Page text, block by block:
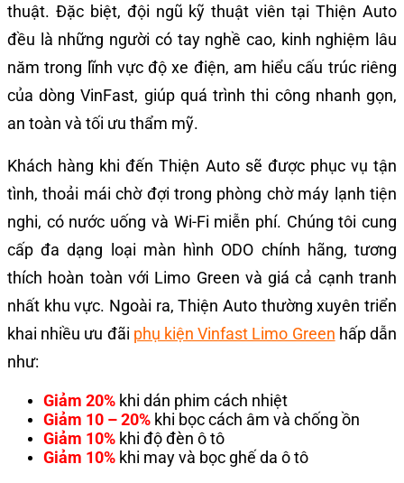
thuật. Đặc biệt, đội ngũ kỹ thuật viên tại Thiện Auto
đều là những người có tay nghề cao, kinh nghiệm lâu
năm trong lĩnh vực độ xe điện, am hiểu cấu trúc riêng
của dòng VinFast, giúp quá trình thi công nhanh gọn,
an toàn và tối ưu thẩm mỹ.
Khách hàng khi đến Thiện Auto sẽ được phục vụ tận
tình, thoải mái chờ đợi trong phòng chờ máy lạnh tiện
nghi, có nước uống và Wi-Fi miễn phí. Chúng tôi cung
cấp đa dạng loại màn hình ODO chính hãng, tương
thích hoàn toàn với Limo Green và giá cả cạnh tranh
nhất khu vực. Ngoài ra, Thiện Auto thường xuyên triển
khai nhiều ưu đãi phụ kiện Vinfast Limo Green hấp dẫn
như:
Giảm 20% khi dán phim cách nhiệt
Giảm 10 – 20% khi bọc cách âm và chống ồn
Giảm 10% khi độ đèn ô tô
Giảm 10% khi may và bọc ghế da ô tô